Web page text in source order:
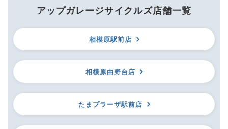
アップガレージサイクルズ店舗一覧
相模原駅前店
相模原由野台店
たまプラーザ駅前店